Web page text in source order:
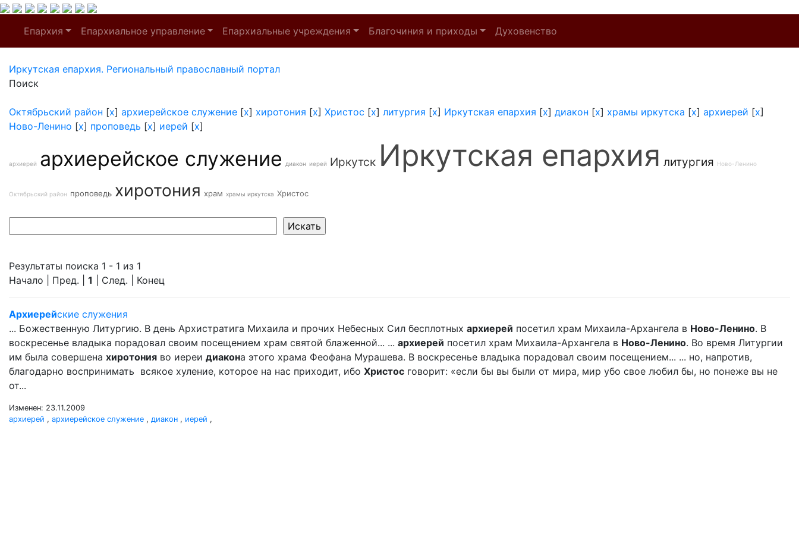
Епархия Епархиальное управление Епархиальные учреждения Благочиния и приходы Духовенство
Иркутская епархия. Региональный православный портал
Поиск
Октябрьский район [x] архиерейское служение [x] хиротония [x] Христос [x] литургия [x] Иркутская епархия [x] диакон [x] храмы иркутска [x] архиерей [x]
Ново-Ленино [x] проповедь [x] иерей [x]
архиерей архиерейское служение диакон иерей Иркутск Иркутская епархия литургия Ново-Ленино
Октябрьский район проповедь хиротония храм храмы иркутска Христос
Результаты поиска 1 - 1 из 1
Начало | Пред. | 1 | След. | Конец
Архиерейские служения
... Божественную Литургию. В день Архистратига Михаила и прочих Небесных Сил бесплотных архиерей посетил храм Михаила-Архангела в Ново-Ленино. В
воскресенье владыка порадовал своим посещением храм святой блаженной... ... архиерей посетил храм Михаила-Архангела в Ново-Ленино. Во время Литургии
им была совершена хиротония во иереи диакона этого храма Феофана Мурашева. В воскресенье владыка порадовал своим посещением... ... но, напротив,
благодарно воспринимать всякое хуление, которое на нас приходит, ибо Христос говорит: «если бы вы были от мира, мир убо свое любил бы, но понеже вы не
от...
Изменен: 23.11.2009
архиерей , архиерейское служение , диакон , иерей ,